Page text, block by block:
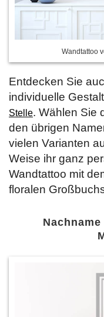
Wandtattoo
Entdecken Sie
individuelle
Stelle. Wählen Sie
den übrigen
vielen Varianten
Weise ihr ganz
Wandtattoo mit
floralen